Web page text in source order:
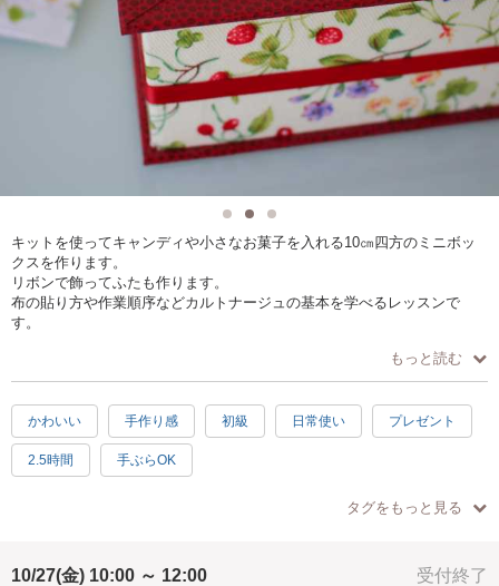
キットを使ってキャンディや小さなお菓子を入れる10㎝四方のミニボッ
クスを作ります。
リボンで飾ってふたも作ります。
布の貼り方や作業順序などカルトナージュの基本を学べるレッスンで
す。
もっと読む
かわいい 手作り感 初級 日常使い プレゼント
2.5時間 手ぶらOK
タグをもっと見る
受付終了
10/27(金) 10:00 ～ 12:00